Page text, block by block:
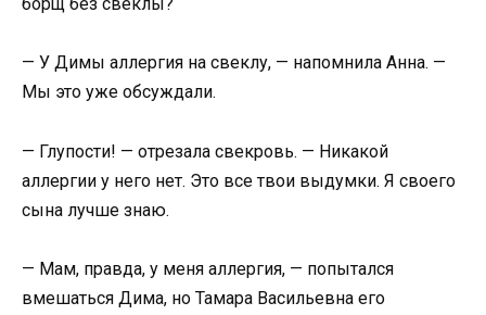
— У Димы аллергия на свеклу, — напомнила Анна. —
Мы это уже обсуждали.
— Глупости! — отрезала свекровь. — Никакой
аллергии у него нет. Это все твои выдумки. Я своего
сына лучше знаю.
— Мам, правда, у меня аллергия, — попытался
вмешаться Дима, но Тамара Васильевна его